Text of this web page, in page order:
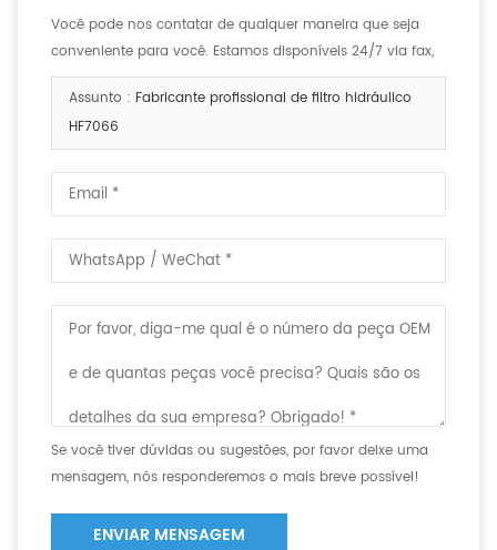
Você pode nos contatar de qualquer maneira que seja
conveniente para você. Estamos disponíveis 24/7 via fax,
email ou telefone.
Assunto : Fabricante profissional de filtro hidráulico
HF7066
Se você tiver dúvidas ou sugestões, por favor deixe uma
mensagem, nós responderemos o mais breve possível!
ENVIAR MENSAGEM